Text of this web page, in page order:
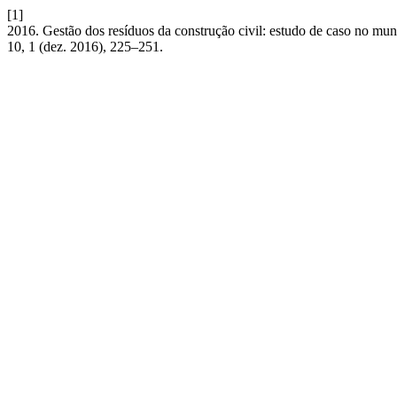
[1]
2016. Gestão dos resíduos da construção civil: estudo de caso no
10, 1 (dez. 2016), 225–251.